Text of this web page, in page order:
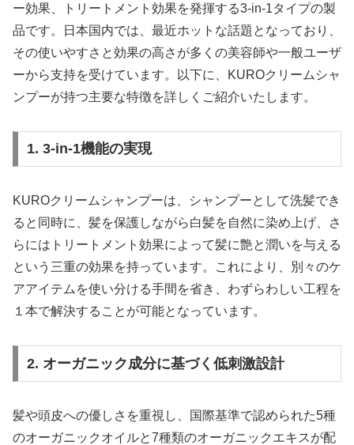
ー効果、トリートメント効果を発揮する3-in-1タイプの製
品です。日本国内では、最近ホットな話題となっており、
その使いやすさと効果の高さが多くの美容師や一般ユーザ
ーから支持を受けています。以下に、KUROクリームシャ
ンプーが持つ主要な特徴を詳しくご紹介いたします。
1. 3-in-1機能の実現
KUROクリームシャンプーは、シャンプーとして洗髪でき
ると同時に、髪を保護しながら白髪を自然に染め上げ、さ
らにはトリートメント効果によって髪に艶と潤いを与える
という三重の効果を持っています。これにより、別々のケ
アアイテムを使い分ける手間を省き、わずらわしい工程を
１本で解決することが可能となっています。
2. オーガニック成分に基づく低刺激設計
髪や頭皮への優しさを重視し、国際基準で認められた5種
のオーガニックオイルと7種類のオーガニックエキスが配